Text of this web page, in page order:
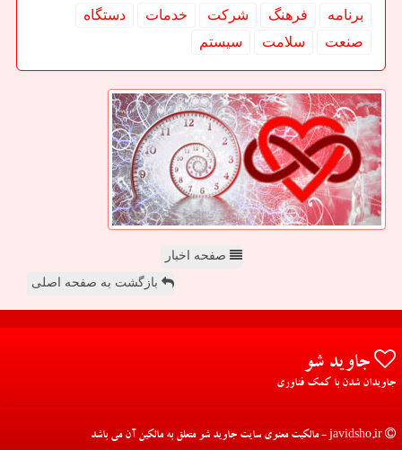
برنامه فرهنگ شركت خدمات
دستگاه
صنعت
سلامت سیستم
صفحه اخبار
بازگشت به صفحه اصلی
جاوید شو
جاویدان شدن با کمک فناوری